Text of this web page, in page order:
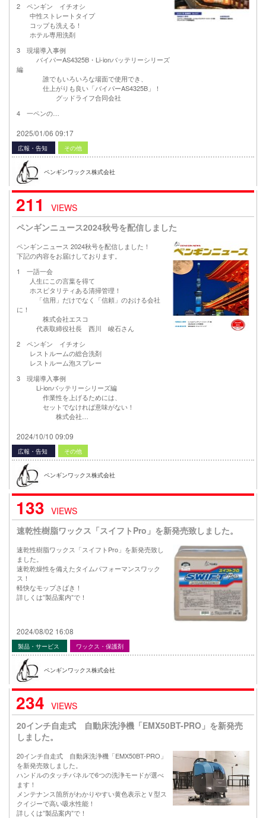
2 ペンギン イチオシ
中性ストレートタイプ
コップも洗える！
ホテル専用洗剤
3 現場導入事例
バイパーAS4325B・Li-ionバッテリーシリーズ
編
誰でもいろいろな場面で使用でき、
仕上がりも良い「バイパーAS4325B」！
グッドライフ合同会社
4 一ペンの…
2025/01/06 09:17
広報・告知 その他
ペンギンワックス株式会社
211
VIEWS
ペンギンニュース2024秋号を配信しました
ペンギンニュース 2024秋号を配信しました！
下記の内容をお届けしております。
1 一語一会
人生にこの言葉を得て
ホスピタリティある清掃管理！
「信用」だけでなく「信頼」のおける会社
に！
株式会社エスコ
代表取締役社長 西川 峻石さん
2 ペンギン イチオシ
レストルームの総合洗剤
レストルーム泡スプレー
3 現場導入事例
Li-ionバッテリーシリーズ編
作業性を上げるためには、
セットでなければ意味がない！
株式会社…
2024/10/10 09:09
広報・告知 その他
ペンギンワックス株式会社
133 VIEWS
速乾性樹脂ワックス「スイフトPro」を新発売致しました。
速乾性樹脂ワックス「スイフトPro」を新発売致し
ました。
速乾乾燥性を備えたタイムパフォーマンスワック
ス！
軽快なモップさばき！
詳しくは”製品案内”で！
2024/08/02 16:08
製品・サービス ワックス・保護剤
ペンギンワックス株式会社
234 VIEWS
20インチ自走式 自動床洗浄機「EMX50BT-PRO」を新発売
しました。
20インチ自走式 自動床洗浄機「EMX50BT-PRO」
を新発売致しました。
ハンドルのタッチパネルで6つの洗浄モードが選べ
ます！
メンテナンス箇所がわかりやすい黄色表示とＶ型ス
クイジーで高い吸水性能！
詳しくは”製品案内”で！